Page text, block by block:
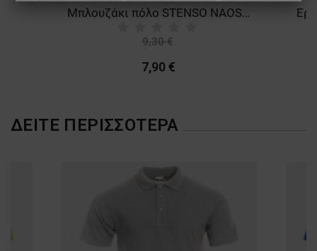
Μπλουζάκι πόλο STENSO NAOS GRAY MELANGE
9,30 €
7,90 €
ΔΕΊΤΕ ΠΕΡΙΣΣΌΤΕΡΑ
ΛΕΙΤΟΥΡΓΙΚΌΤΗΤΑΣ